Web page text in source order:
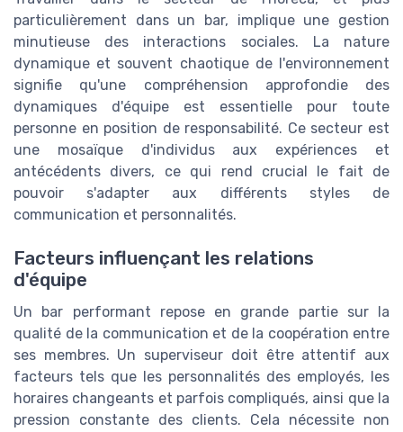
particulièrement dans un bar, implique une gestion
minutieuse des interactions sociales. La nature
dynamique et souvent chaotique de l'environnement
signifie qu'une compréhension approfondie des
dynamiques d'équipe est essentielle pour toute
personne en position de responsabilité. Ce secteur est
une mosaïque d'individus aux expériences et
antécédents divers, ce qui rend crucial le fait de
pouvoir s'adapter aux différents styles de
communication et personnalités.
Facteurs influençant les relations
d'équipe
Un bar performant repose en grande partie sur la
qualité de la communication et de la coopération entre
ses membres. Un superviseur doit être attentif aux
facteurs tels que les personnalités des employés, les
horaires changeants et parfois compliqués, ainsi que la
pression constante des clients. Cela nécessite non